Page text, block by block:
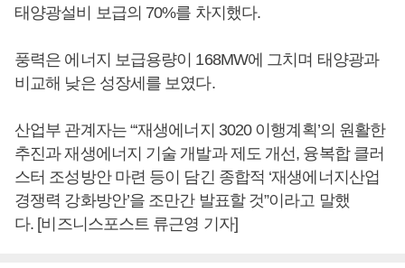
태양광설비 보급의 70%를 차지했다.
풍력은 에너지 보급용량이 168MW에 그치며 태양광과
비교해 낮은 성장세를 보였다.
산업부 관계자는 “‘재생에너지 3020 이행계획’의 원활한
추진과 재생에너지 기술 개발과 제도 개선, 융복합 클러
스터 조성방안 마련 등이 담긴 종합적 ‘재생에너지산업
경쟁력 강화방안’을 조만간 발표할 것”이라고 말했
다. [비즈니스포스트 류근영 기자]